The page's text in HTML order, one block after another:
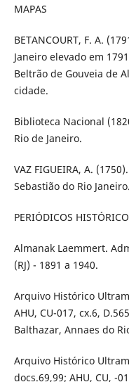
MAPAS
BETANCOURT, F. A.
Janeiro elevado em
Beltrão de Gouveia de
cidade.
Biblioteca Nacional
Rio de Janeiro.
VAZ FIGUEIRA, A.
Sebastião do Rio Janeiro.
PERIÓDICOS
Almanak Laemmert.
(RJ) - 1891 a 1940.
Arquivo Histórico
AHU, CU-017, cx.6,
Balthazar, Annaes do
Arquivo Histórico
docs.69,99; AHU, CU, -